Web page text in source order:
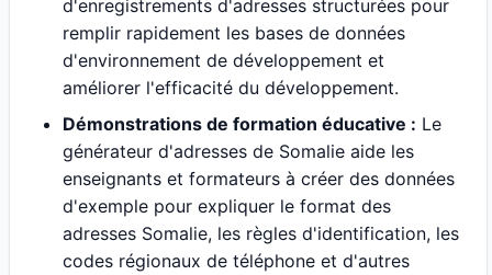
d'enregistrements d'adresses structurées pour
remplir rapidement les bases de données
d'environnement de développement et
améliorer l'efficacité du développement.
Démonstrations de formation éducative : Le
générateur d'adresses de Somalie aide les
enseignants et formateurs à créer des données
d'exemple pour expliquer le format des
adresses Somalie, les règles d'identification, les
codes régionaux de téléphone et d'autres